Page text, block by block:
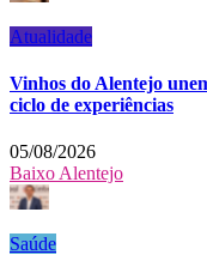
Atualidade
Vinhos do Alentejo
ciclo de experiências
05/08/2026
Baixo Alentejo
Saúde